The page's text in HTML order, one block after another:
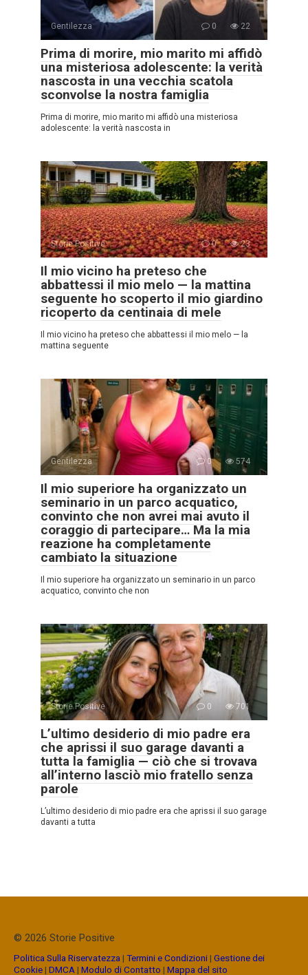
Gentilezza 0 22
Prima di morire, mio marito mi affidò
una misteriosa adolescente: la verità
nascosta in una vecchia scatola
sconvolse la nostra famiglia
Prima di morire, mio marito mi affidò una misteriosa
adolescente: la verità nascosta in
Storie Positive 0 23
Il mio vicino ha preteso che
abbattessi il mio melo — la mattina
seguente ho scoperto il mio giardino
ricoperto da centinaia di mele
Il mio vicino ha preteso che abbattessi il mio melo — la
mattina seguente
Gentilezza 0 574
Il mio superiore ha organizzato un
seminario in un parco acquatico,
convinto che non avrei mai avuto il
coraggio di partecipare… Ma la mia
reazione ha completamente
cambiato la situazione
Il mio superiore ha organizzato un seminario in un parco
acquatico, convinto che non
Storie Positive 0 701
L’ultimo desiderio di mio padre era
che aprissi il suo garage davanti a
tutta la famiglia — ciò che si trovava
all’interno lasciò mio fratello senza
parole
L’ultimo desiderio di mio padre era che aprissi il suo garage
davanti a tutta
© 2026 Storie Positive
Politica Sulla Riservatezza| Termini e Condizioni| Gestione dei
Cookie| DMCA| Modulo di Contatto | Mappa del sito